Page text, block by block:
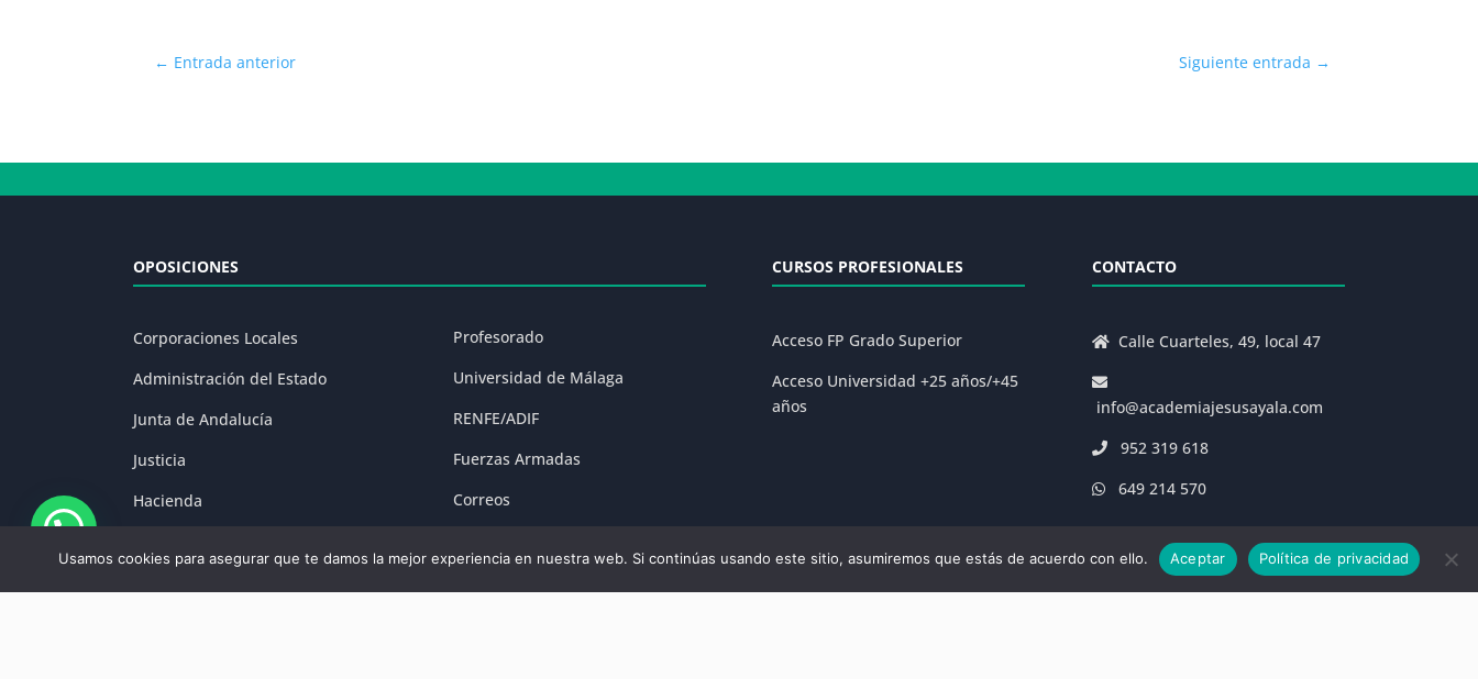
← Entrada anterior Siguiente entrada →
OPOSICIONES
Corporaciones Locales
Administración del Estado
Junta de Andalucía
Justicia
Hacienda
Profesorado
Universidad de Málaga
RENFE/ADIF
Fuerzas Armadas
Correos
CURSOS PROFESIONALES
Acceso FP Grado Superior
Acceso Universidad +25 años/+45
años
CONTACTO
Calle Cuarteles, 49, local 47
info@academiajesusayala.com
952 319 618
649 214 570
Usamos cookies para asegurar que te damos la mejor experiencia en nuestra web. Si continúas usando este sitio, asumiremos que estás de acuerdo con ello. Aceptar Política de privacidad